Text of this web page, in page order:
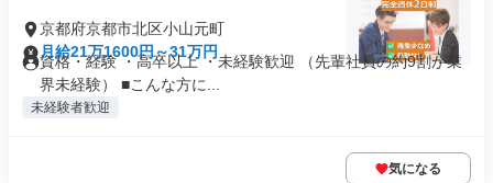
京都府京都市北区小山元町
月給21万1600円～31万円
資格・経験 ・高卒以上 ・未経験歓迎 （先輩社員の約9割が業
界未経験） ■こんな方に...
未経験者歓迎
気になる